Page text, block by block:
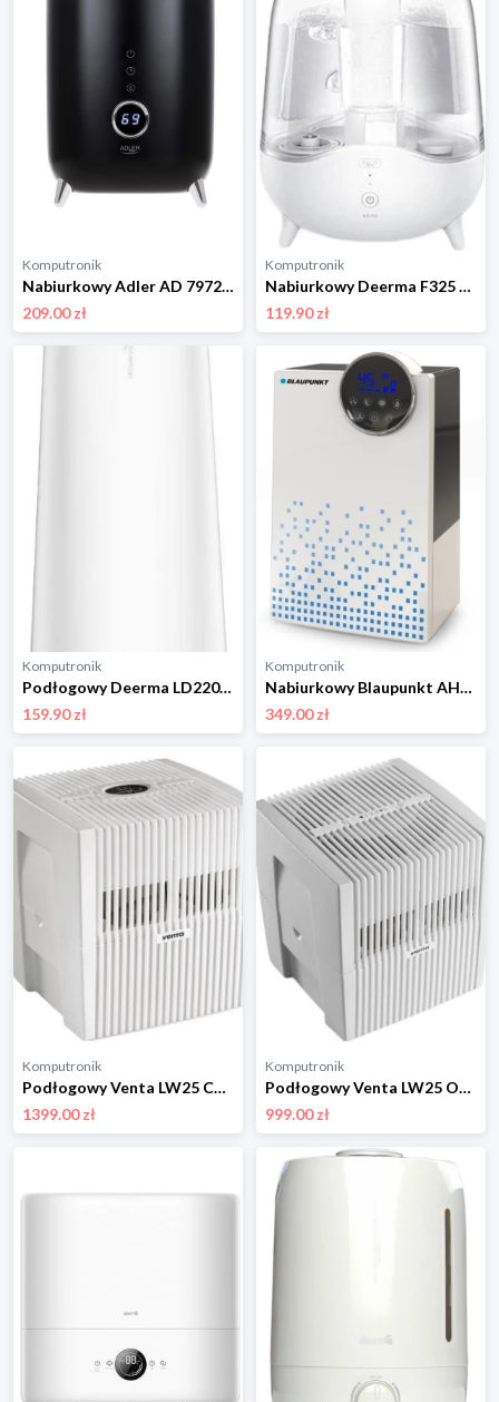
Komputronik
Nabiurkowy Adler AD 7972 czarny
209.00 zł
Komputronik
Nabiurkowy Deerma F325 biały
119.90 zł
Komputronik
Podłogowy Deerma LD220 biały
159.90 zł
Komputronik
Nabiurkowy Blaupunkt AHS601
349.00 zł
Komputronik
Podłogowy Venta LW25 Comfort Plus biały
1399.00 zł
Komputronik
Podłogowy Venta LW25 Original biały
999.00 zł